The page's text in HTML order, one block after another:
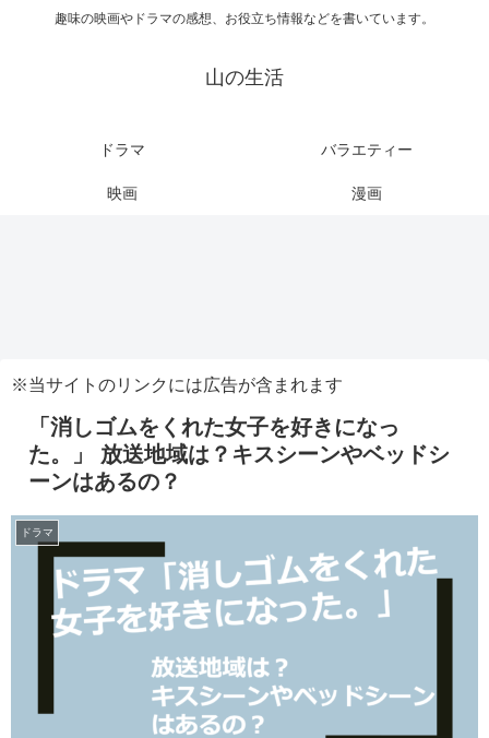
趣味の映画やドラマの感想、お役立ち情報などを書いています。
山の生活
ドラマ バラエティー
映画 漫画
※当サイトのリンクには広告が含まれます
「消しゴムをくれた女子を好きになっ
た。」 放送地域は？キスシーンやベッドシ
ーンはあるの？
ドラマ